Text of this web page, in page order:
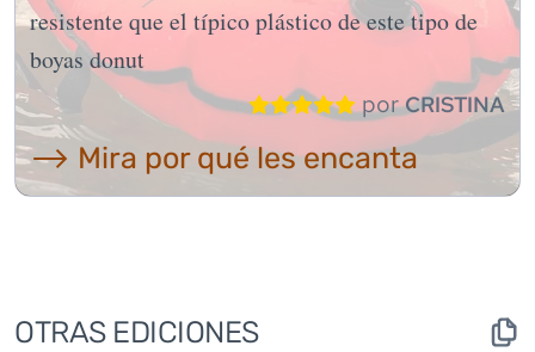
resistente que el típico plástico de este tipo de
boyas donut
porCRISTINA
⟶ Mira por qué les encanta
OTRAS EDICIONES